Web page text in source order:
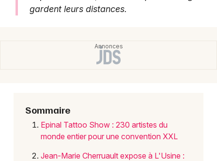
Mon email
gardent leurs distances.
Sommaire
Epinal Tattoo Show : 230 artistes du
monde entier pour une convention XXL
Jean-Marie Cherruault expose à L'Usine :